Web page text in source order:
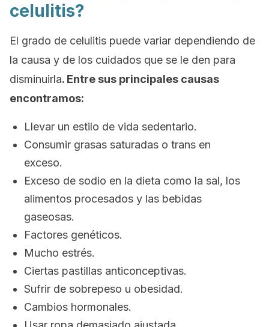
celulitis?
El grado de celulitis puede variar dependiendo de
la causa y de los cuidados que se le den para
disminuirla. Entre sus principales causas
encontramos:
Llevar un estilo de vida sedentario.
Consumir grasas saturadas o trans en
exceso.
Exceso de sodio en la dieta como la sal, los
alimentos procesados y las bebidas
gaseosas.
Factores genéticos.
Mucho estrés.
Ciertas pastillas anticonceptivas.
Sufrir de sobrepeso u obesidad.
Cambios hormonales.